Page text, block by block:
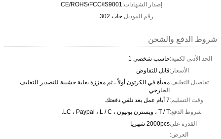
إصدار الشهادات:CE/ROHS/FCC/IS9001
رقم الموديل:جات 302
شروط الدفع والشحن
الحد الأدنى لكمية:حاسب شخصي 1
الأسعار:قابل للتفاوض
تفاصيل التغليف:معبأة في الكرتون أولاً ، ثم معززة بعلبة خشبية للتصدير للتغليف
الخارجي
وقت التسليم:7 أيام عمل بعد تلقي دفعتك
شروط الدفع:T / T ، ويسترن يونيون ، LC ، Paypal ، L / C.
القدرة على
العرض:
2000pcs شهريا